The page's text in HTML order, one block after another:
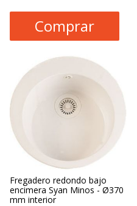
Comprar
Fregadero redondo bajo
encimera Syan Minos - Ø370
mm interior